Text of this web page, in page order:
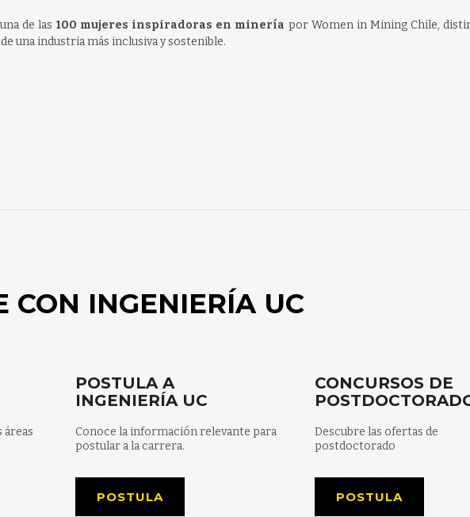
de las100 mujeres inspiradoras en minería por Women in Mining Chile,
una industria más inclusiva y sostenible.
CON INGENIERÍA UC
POSTULA A
INGENIERÍA UC
Conoce la información relevante para
postular a la carrera.
POSTULA
CONCURSOS DE
Descubre las ofertas de
postdoctorado
POSTULA